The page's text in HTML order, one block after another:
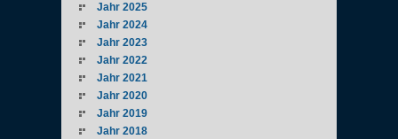
Jahr 2025
Jahr 2024
Jahr 2023
Jahr 2022
Jahr 2021
Jahr 2020
Jahr 2019
Jahr 2018